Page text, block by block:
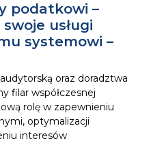
podatkowi –
usługi
systemowi –
oraz doradztwa
filar współczesnej
rolę w zapewnieniu
optymalizacji
interesów